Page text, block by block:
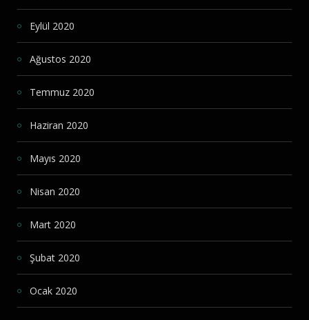
Eylül 2020
Ağustos 2020
Temmuz 2020
Haziran 2020
Mayıs 2020
Nisan 2020
Mart 2020
Şubat 2020
Ocak 2020